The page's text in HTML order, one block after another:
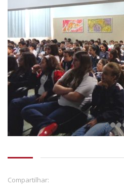
Compartilhar: